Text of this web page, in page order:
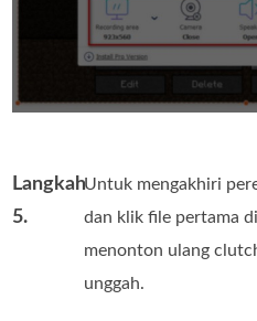
Langkah
5.
Untuk mengakhiri
dan klik file pertama di
menonton ulang
unggah.